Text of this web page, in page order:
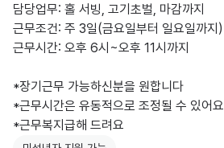
담당업무: 홀 서빙, 고기초벌, 마감까지
근무조건: 주 3일(금요일부터 일요일까지)
​근무시간: 오후 6시~오후 11시까지
*장기근무 가능하신분을 원합니다
*근무시간은 유동적으로 조정될 수 있어요
*근무복지급해 드려요